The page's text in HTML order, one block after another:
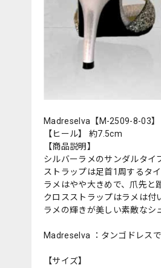
Madreselva【M-2509-8-03】
【ヒール】 約7.5cm
【商品説明】
シルバーラメのサンダルタイ
ストラップは足首1周するタ
ラメはやや大きめで、爪先と
クロスストラップはラメは付
ラメの輝きが美しい素敵なシ
Madreselva ：タンゴドレス
【サイズ】